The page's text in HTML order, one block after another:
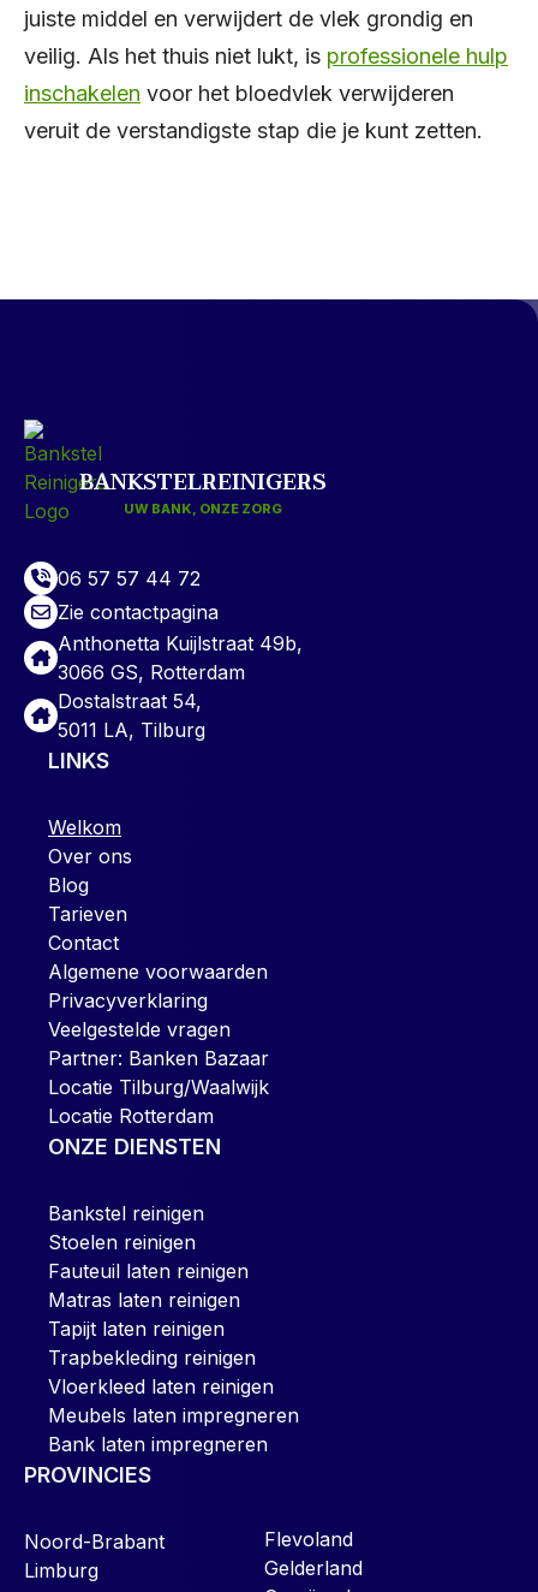
juiste middel en verwijdert de vlek grondig en
veilig. Als het thuis niet lukt, is professionele hulp
inschakelen voor het bloedvlek verwijderen
veruit de verstandigste stap die je kunt zetten.
BANKSTELREINIGERS
UW BANK, ONZE ZORG
06 57 57 44 72
Zie contactpagina
Anthonetta Kuijlstraat 49b,
3066 GS, Rotterdam
Dostalstraat 54,
5011 LA, Tilburg
LINKS
Welkom
Over ons
Blog
Tarieven
Contact
Algemene voorwaarden
Privacyverklaring
Veelgestelde vragen
Partner: Banken Bazaar
Locatie Tilburg/Waalwijk
Locatie Rotterdam
ONZE DIENSTEN
Bankstel reinigen
Stoelen reinigen
Fauteuil laten reinigen
Matras laten reinigen
Tapijt laten reinigen
Trapbekleding reinigen
Vloerkleed laten reinigen
Meubels laten impregneren
Bank laten impregneren
PROVINCIES
Noord-Brabant
Limburg
Flevoland
Gelderland